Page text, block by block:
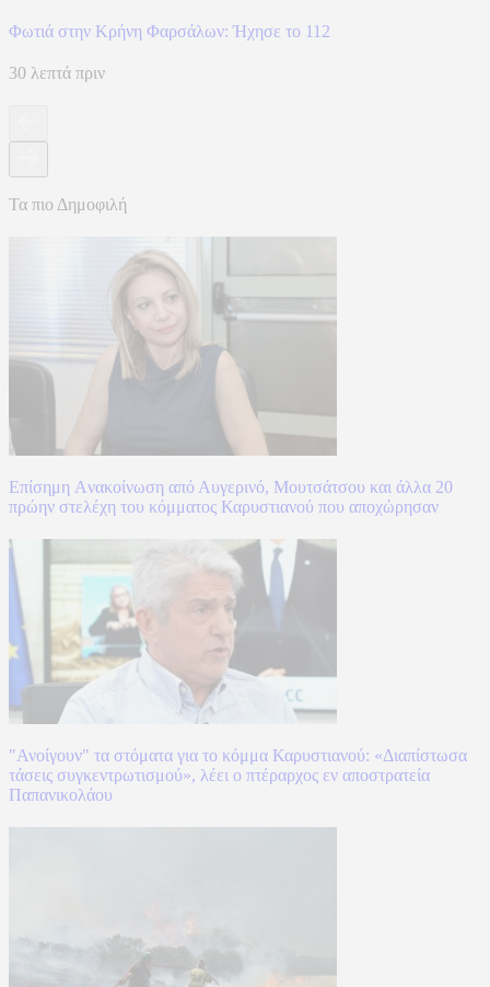
Φωτιά στην Κρήνη Φαρσάλων: Ήχησε το 112
30 λεπτά πριν
Τα πιο Δημοφιλή
Επίσημη Aνακοίνωση από Αυγερινό, Μουτσάτσου και άλλα 20
πρώην στελέχη του κόμματος Καρυστιανού που αποχώρησαν
"Ανοίγουν" τα στόματα για το κόμμα Καρυστιανού: «Διαπίστωσα
τάσεις συγκεντρωτισμού», λέει ο πτέραρχος εν αποστρατεία
Παπανικολάου